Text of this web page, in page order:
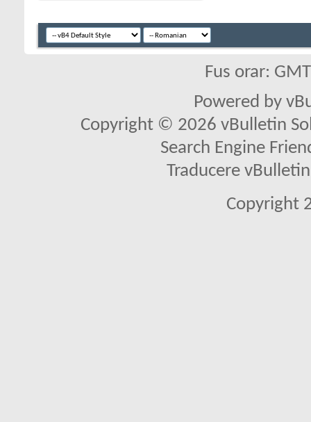
Fus orar:
Powered by
Copyright © 2026 vBulletin
Search Engine
Traducere
Copyright